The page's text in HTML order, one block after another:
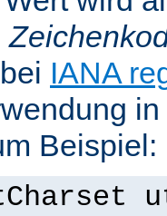
IANA
Beispiel: